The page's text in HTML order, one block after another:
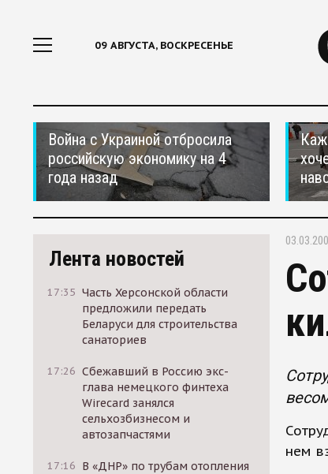
09 АВГУСТА, ВОСКРЕСЕНЬЕ
Война с Украиной отбросила
российскую экономику на 4
года назад
Лента новостей
17:35 Часть Херсонской области
предложили передать
Беларуси для строительства
санаториев
17:26 Сбежавший в Россию экс-
глава немецкого финтеха
Wirecard занялся
сельхозбизнесом и
автозапчастями
17:16 В «ДНР» по трубам отопления
нем